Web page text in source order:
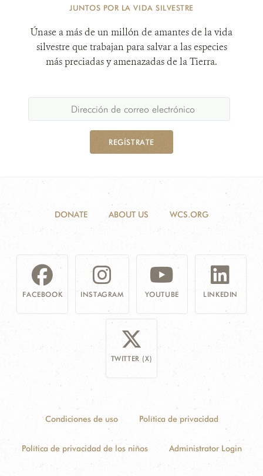
JUNTOS POR LA VIDA SILVESTRE
Únase a más de un millón de amantes de la vida
silvestre que trabajan para salvar a las especies
más preciadas y amenazadas de la Tierra.
REGÍSTRATE
DONATE ABOUT US WCS.ORG
FACEBOOK INSTAGRAM YOUTUBE LINKEDIN
TWITTER (X)
Condiciones de uso Política de privacidad
Política de privacidad de los niños Administrator Login